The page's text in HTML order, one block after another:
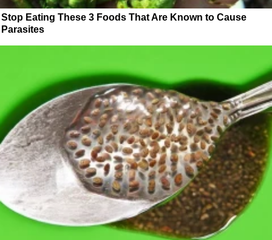
Stop Eating These 3 Foods That Are Known to Cause
Parasites